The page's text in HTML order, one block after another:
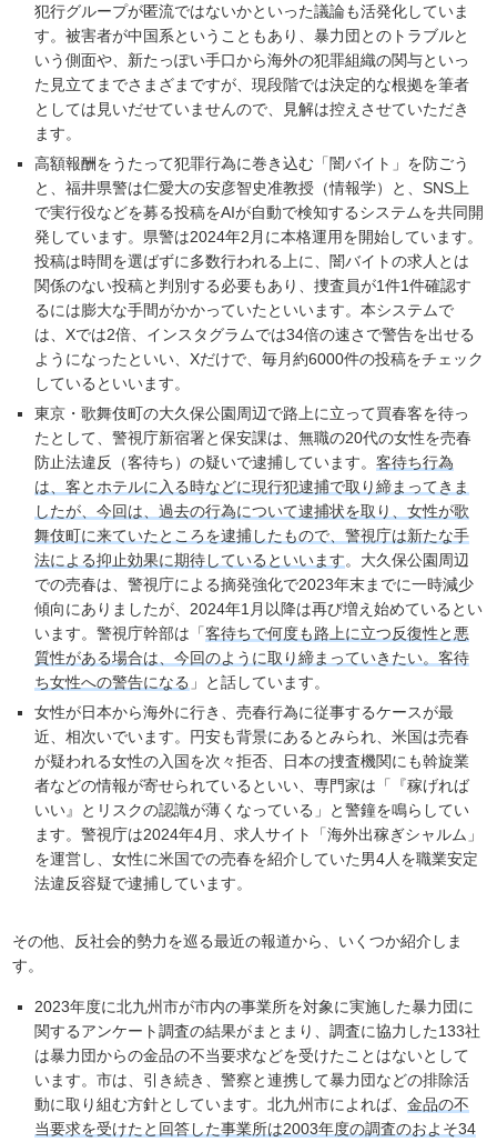
犯行グループが匿流ではないかといった議論も活発化していま
す。被害者が中国系ということもあり、暴力団とのトラブルと
いう側面や、新たっぽい手口から海外の犯罪組織の関与といっ
た見立てまでさまざまですが、現段階では決定的な根拠を筆者
としては見いだせていませんので、見解は控えさせていただき
ます。
高額報酬をうたって犯罪行為に巻き込む「闇バイト」を防ごう
と、福井県警は仁愛大の安彦智史准教授（情報学）と、SNS上
で実行役などを募る投稿をAIが自動で検知するシステムを共同開
発しています。県警は2024年2月に本格運用を開始しています。
投稿は時間を選ばずに多数行われる上に、闇バイトの求人とは
関係のない投稿と判別する必要もあり、捜査員が1件1件確認す
るには膨大な手間がかかっていたといいます。本システムで
は、Xでは2倍、インスタグラムでは34倍の速さで警告を出せる
ようになったといい、Xだけで、毎月約6000件の投稿をチェック
しているといいます。
東京・歌舞伎町の大久保公園周辺で路上に立って買春客を待っ
たとして、警視庁新宿署と保安課は、無職の20代の女性を売春
防止法違反（客待ち）の疑いで逮捕しています。客待ち行為
は、客とホテルに入る時などに現行犯逮捕で取り締まってきま
したが、今回は、過去の行為について逮捕状を取り、女性が歌
舞伎町に来ていたところを逮捕したもので、警視庁は新たな手
法による抑止効果に期待しているといいます。大久保公園周辺
での売春は、警視庁による摘発強化で2023年末までに一時減少
傾向にありましたが、2024年1月以降は再び増え始めているとい
います。警視庁幹部は「客待ちで何度も路上に立つ反復性と悪
質性がある場合は、今回のように取り締まっていきたい。客待
ち女性への警告になる 」と話しています。
女性が日本から海外に行き、売春行為に従事するケースが最
近、相次いでいます。円安も背景にあるとみられ、米国は売春
が疑われる女性の入国を次々拒否、日本の捜査機関にも斡旋業
者などの情報が寄せられているといい、専門家は「『稼げれば
いい』とリスクの認識が薄くなっている」と警鐘を鳴らしてい
ます。警視庁は2024年4月、求人サイト「海外出稼ぎシャルム」
を運営し、女性に米国での売春を紹介していた男4人を職業安定
法違反容疑で逮捕しています。
その他、反社会的勢力を巡る最近の報道から、いくつか紹介しま
す。
2023年度に北九州市が市内の事業所を対象に実施した暴力団に
関するアンケート調査の結果がまとまり、調査に協力した133社
は暴力団からの金品の不当要求などを受けたことはないとして
います。市は、引き続き、警察と連携して暴力団などの排除活
動に取り組む方針としています。北九州市によれば、金品の不
当要求を受けたと回答した事業所は2003年度の調査のおよそ34